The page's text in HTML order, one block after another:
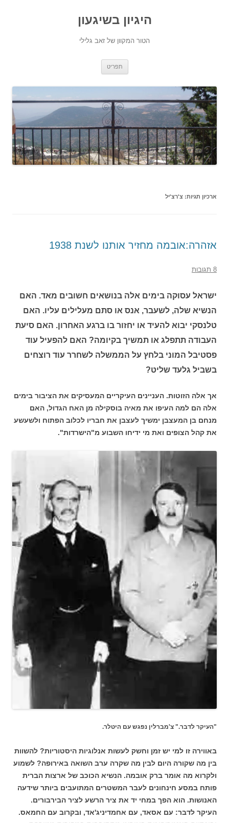
היגיון בשיגעון
הטור המקוון של זאב גלילי
תפריט
ארכיון תגיות: צ'רצ'יל
אזהרה:אובמה מחזיר אותנו לשנת 1938
8 תגובות
ישראל עסוקה בימים אלה בנושאים חשובים מאד. האם
הנשיא שלה, לשעבר, אנס או סתם מעלילים עליו. האם
טלנסקי יבוא להעיד או יחזור בו ברגע האחרון. האם סיעת
העבודה תתפלג או תמשיך בקיומה? האם להפעיל עוד
פסטיבל המוני בלחץ על הממשלה לשחרר עוד רוצחים
בשביל גלעד שליט?
אך אלה הזוטות. העניינים העיקריים המעסיקים את הציבור בימים
אלה הם למה העיפו את מאיה בוסקילה מן האח הגדול, האם
מנחם בן המעצבן ימשיך לעצבן את חבריו לכלוב הפתוח ולשעשע
את קהל הצופים ואת מי ידיחו השבוע מ"הישרדות".
"העיקר לדבר." צ'מברלין נפגש עם היטלר.
באווירה זו למי יש זמן וחשק לעשות אנלוגיות היסטוריות? להשוות
בין מה שקורה היום לבין מה שקרה ערב השואה באירופה? לשמוע
ולקרוא מה אומר ברק אובמה. הנשיא הכוכב של ארצות הברית
פותח במסע חינחונים לעבר המשטרים המתועבים ביותר שידעה
האנושות. הוא הפך במחי יד את ציר הרשע לציר הבירבורים.
העיקר לדבר: עם אסאד, עם אחמדיניג'אד, ובקרוב עם החמאס.